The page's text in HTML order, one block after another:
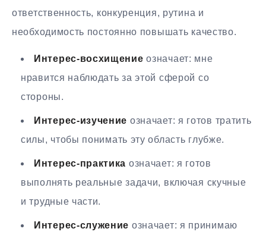
ответственность, конкуренция, рутина и
необходимость постоянно повышать качество.
Интерес-восхищение означает: мне
нравится наблюдать за этой сферой со
стороны.
Интерес-изучение означает: я готов тратить
силы, чтобы понимать эту область глубже.
Интерес-практика означает: я готов
выполнять реальные задачи, включая скучные
и трудные части.
Интерес-служение означает: я принимаю